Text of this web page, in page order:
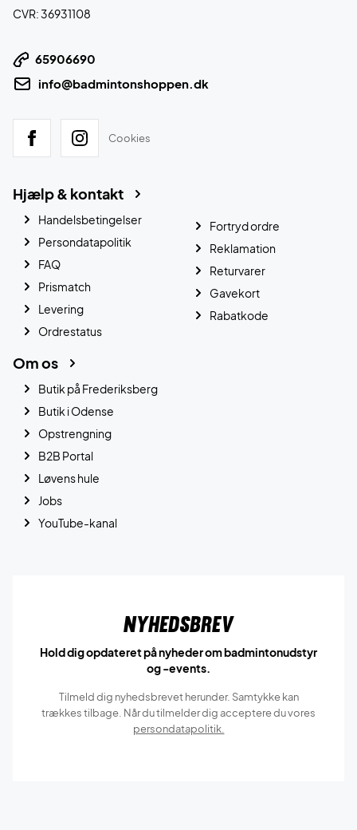
CVR: 36931108
65906690
info@badmintonshoppen.dk
Cookies
Hjælp & kontakt
Handelsbetingelser
Persondatapolitik
FAQ
Prismatch
Levering
Ordrestatus
Fortryd ordre
Reklamation
Returvarer
Gavekort
Rabatkode
Om os
Butik på Frederiksberg
Butik i Odense
Opstrengning
B2B Portal
Løvens hule
Jobs
YouTube-kanal
Nyhedsbrev
Hold dig opdateret på nyheder om badmintonudstyr
og -events.
Tilmeld dig nyhedsbrevet herunder. Samtykke kan
trækkes tilbage. Når du tilmelder dig acceptere du vores
persondatapolitik.